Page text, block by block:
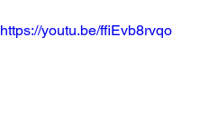
https://youtu.be/ffiEvb8rvqo